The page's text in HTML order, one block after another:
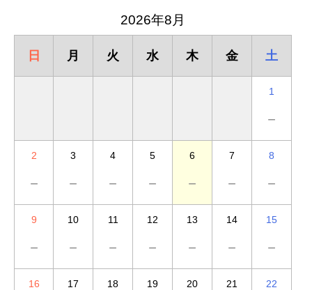
2026年8月
日 月 火 水 木 金 土
1
－
2
－
3
－
4
－
5
－
6
－
7
－
8
－
9
－
10
－
11
－
12
－
13
－
14
－
15
－
16 17 18 19 20 21 22